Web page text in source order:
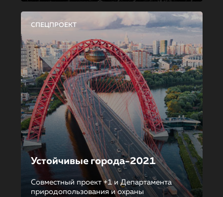
СПЕЦПРОЕКТ
Устойчивые города-2021
Совместный проект +1 и Департамента
природопользования и охраны